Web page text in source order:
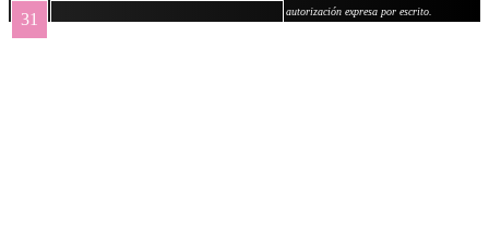
31
autorización expresa por escrito.